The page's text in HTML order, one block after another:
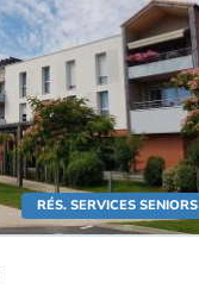
RÉS. SERVICES SENIORS